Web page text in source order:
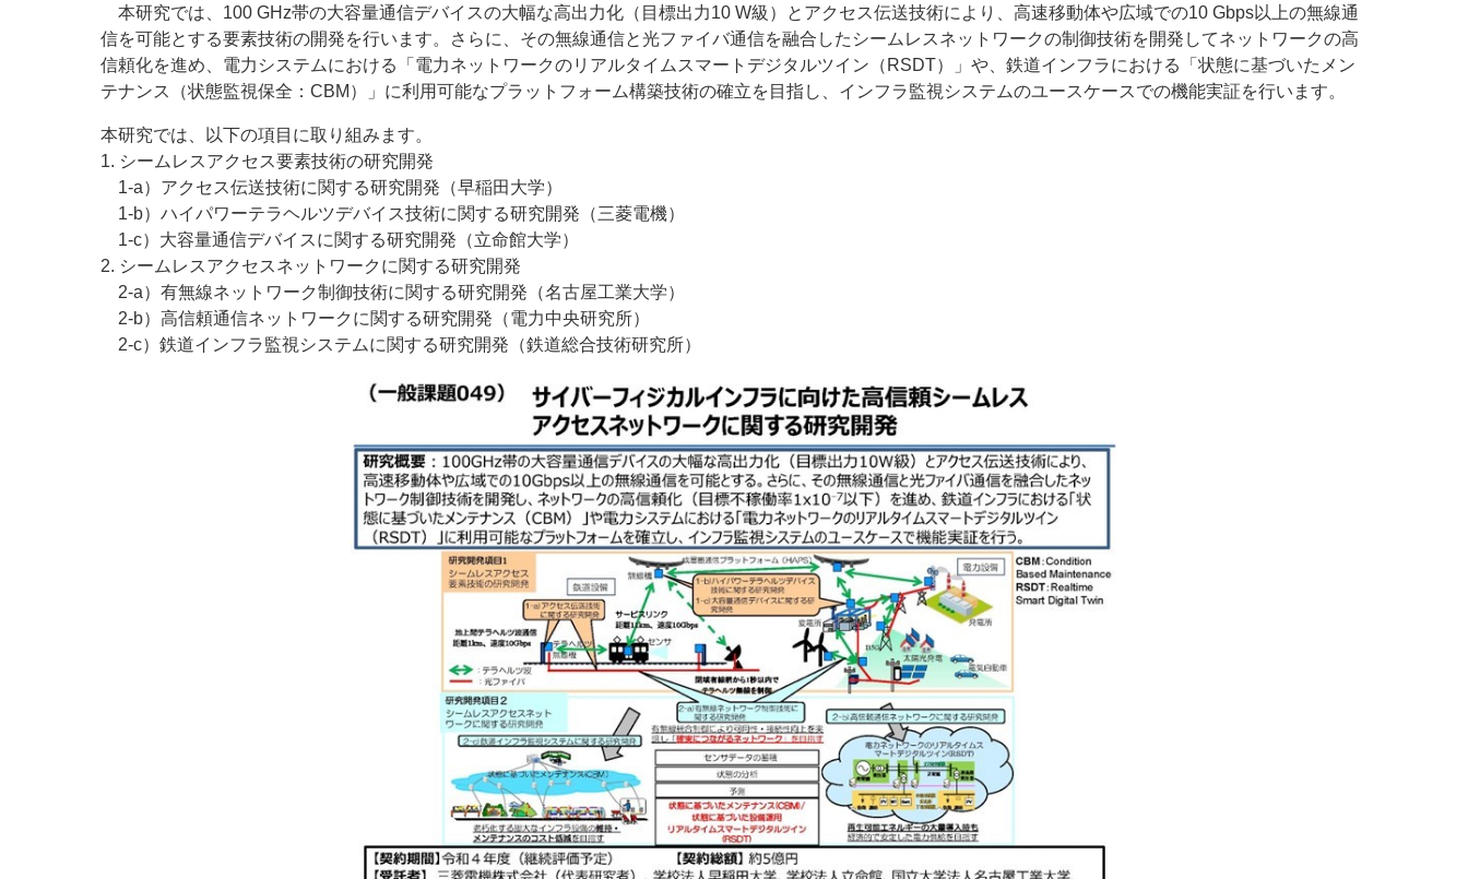
本研究では、 100 GHz帯の大容量通信デバイスの大幅な高出力化（目標出力10 W級）とアクセス伝送技術により、高速移動体や広域での10 Gbps以上の無線通
信を可能とする要素技術の開発を行います。さらに、その無線通信と光ファイバ通信を融合したシームレスネットワークの制御技術を開発してネットワークの高
信頼化を進め、電力システムにおける「電力ネットワークのリアルタイムスマートデジタルツイン（ RSDT）」や、鉄道インフラにおける「状態に基づいたメン
テナンス（状態監視保全： CBM ）」に利用可能なプラットフォーム構築技術の確立を目指し、インフラ監視システムのユースケースでの機能実証を行います。
本研究では、以下の項目に取り組みます。
1. シームレスアクセス要素技術の研究開発
1-a）アクセス伝送技術に関する研究開発（早稲田大学）
1-b）ハイパワーテラヘルツデバイス技術に関する研究開発（三菱電機）
1-c）大容量通信デバイスに関する研究開発（立命館大学）
2. シームレスアクセスネットワークに関する研究開発
2-a）有無線ネットワーク制御技術に関する研究開発（名古屋工業大学）
2-b）高信頼通信ネットワークに関する研究開発（電力中央研究所）
2-c）鉄道インフラ監視システムに関する研究開発（鉄道総合技術研究所）